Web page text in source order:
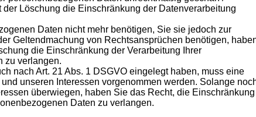
Löschung die Einschränkung der Datenverarbeitung
Daten nicht mehr benötigen, Sie sie jedoch zur
Geltendmachung von Rechtsansprüchen benötigen,
die Einschränkung der Verarbeitung Ihrer
zu verlangen.
nach Art. 21 Abs. 1 DSGVO eingelegt haben, muss eine
unseren Interessen vorgenommen werden. Solange
überwiegen, haben Sie das Recht, die Einschränkung
Daten zu verlangen.